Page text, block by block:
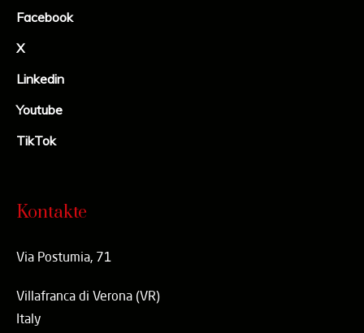
Facebook
X
Linkedin
Youtube
TikTok
Kontakte
Via Postumia, 71
Villafranca di Verona (VR)
Italy